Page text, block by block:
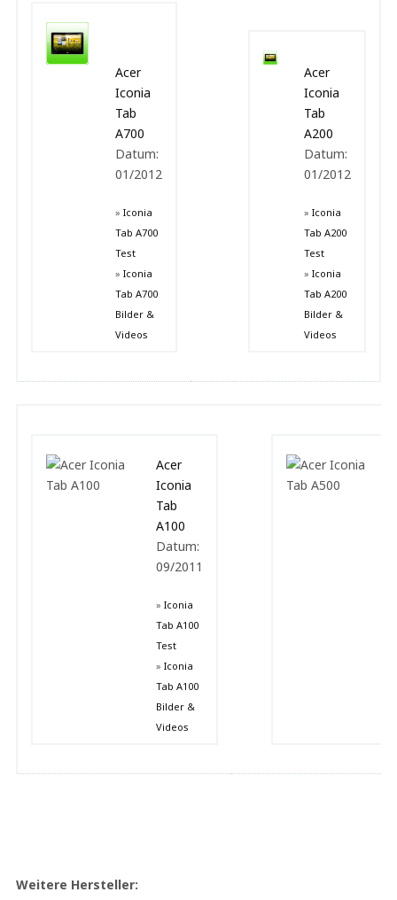
Acer
Iconia
Tab
A700
Datum:
01/2012
» Iconia
Tab A700
Test
» Iconia
Tab A700
Bilder &
Videos
Acer
Iconia
Tab
A200
Datum:
01/2012
» Iconia
Tab A200
Test
» Iconia
Tab A200
Bilder &
Videos
Acer
Iconia
Tab
A100
Datum:
09/2011
» Iconia
Tab A100
Test
» Iconia
Tab A100
Bilder &
Videos
Weitere Hersteller: